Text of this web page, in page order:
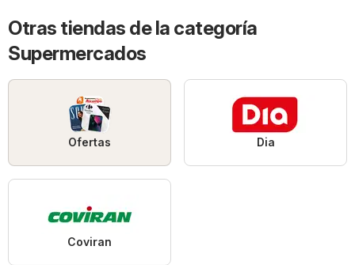
Otras tiendas de la categoría
Supermercados
Ofertas Dia
Coviran